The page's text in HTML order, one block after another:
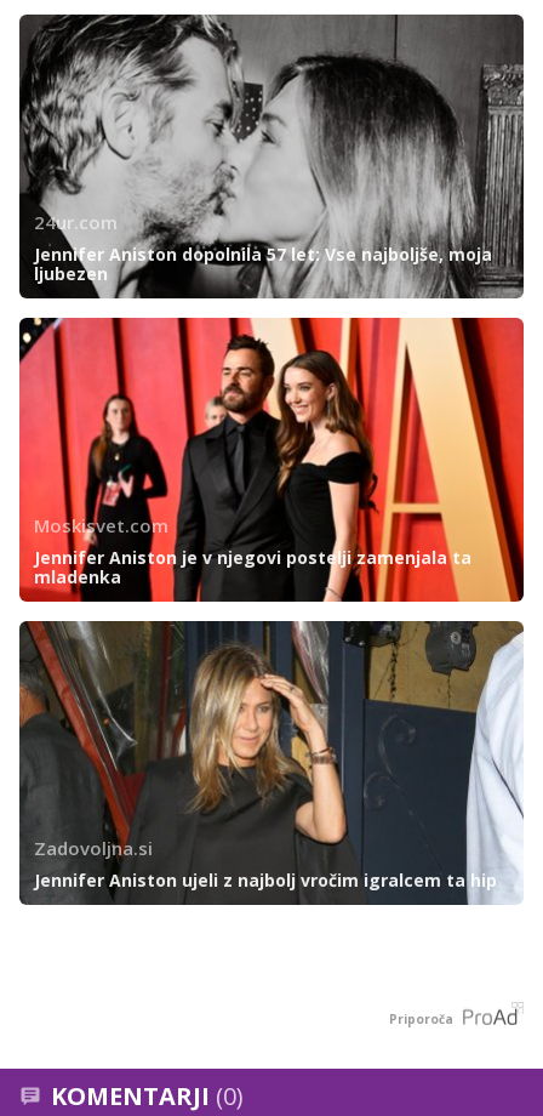
24ur.com
Jennifer Aniston dopolnila 57 let: Vse najboljše, moja
ljubezen
Moskisvet.com
Jennifer Aniston je v njegovi postelji zamenjala ta
mladenka
Zadovoljna.si
Jennifer Aniston ujeli z najbolj vročim igralcem ta hip
Priporoča
KOMENTARJI (0)